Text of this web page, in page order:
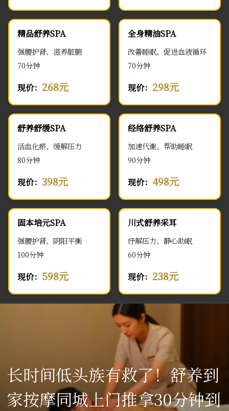
精品舒养SPA
强腰护肾、滋养脏腑
70分钟
现价： 268元
全身精油SPA
改善睡眠、促进血液循环
70分钟
现价： 298元
舒养舒缓SPA
活血化瘀、缓解压力
80分钟
现价： 398元
经络舒养SPA
加速代谢、帮助睡眠
90分钟
现价： 498元
固本培元SPA
强腰护肾、阴阳平衡
100分钟
现价： 598元
川式舒养采耳
纾解压力、静心助眠
60分钟
现价： 238元
长时间低头族有救了！舒养到
家按摩同城上门推拿30分钟到